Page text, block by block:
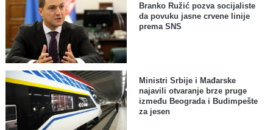
Branko Ružić pozva socijaliste
da povuku jasne crvene linije
prema SNS
Ministri Srbije i Mađarske
najavili otvaranje brze pruge
između Beograda i Budimpešte
za jesen